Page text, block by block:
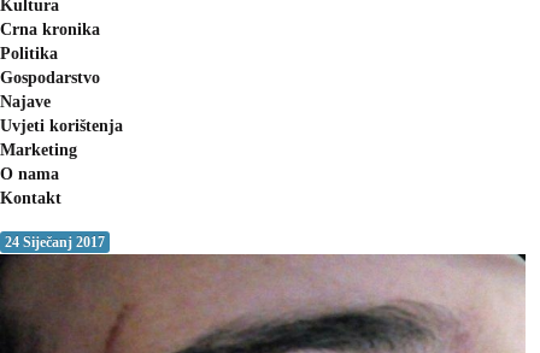
Kultura
Crna kronika
Politika
Gospodarstvo
Najave
Uvjeti korištenja
Marketing
O nama
Kontakt
24 Siječanj 2017